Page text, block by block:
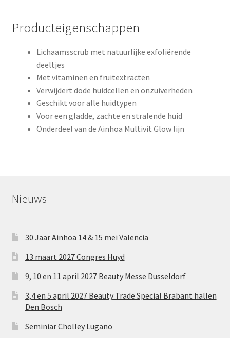
Producteigenschappen
Lichaamsscrub met natuurlijke exfoliërende
deeltjes
Met vitaminen en fruitextracten
Verwijdert dode huidcellen en onzuiverheden
Geschikt voor alle huidtypen
Voor een gladde, zachte en stralende huid
Onderdeel van de Ainhoa Multivit Glow lijn
Nieuws
30 Jaar Ainhoa 14 & 15 mei Valencia
13 maart 2027 Congres Huyd
9, 10 en 11 april 2027 Beauty Messe Dusseldorf
3,4 en 5 april 2027 Beauty Trade Special Brabant hallen
Den Bosch
Seminiar Cholley Lugano